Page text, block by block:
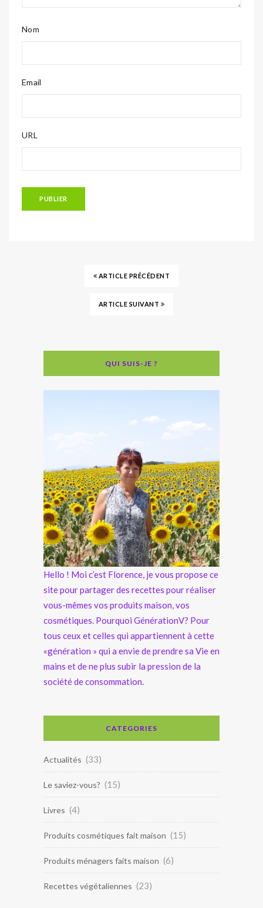
Nom
Email
URL
ARTICLE PRÉCÉDENT
ARTICLE SUIVANT
QUI SUIS-JE ?
Hello ! Moi c’est Florence, je vous propose ce
site pour partager des recettes pour réaliser
vous-mêmes vos produits maison, vos
cosmétiques. Pourquoi GénérationV? Pour
tous ceux et celles qui appartiennent à cette
«génération » qui a envie de prendre sa Vie en
mains et de ne plus subir la pression de la
société de consommation.
CATEGORIES
Actualités (33)
Le saviez-vous? (15)
Livres (4)
Produits cosmétiques fait maison (15)
Produits ménagers faits maison (6)
Recettes végétaliennes (23)